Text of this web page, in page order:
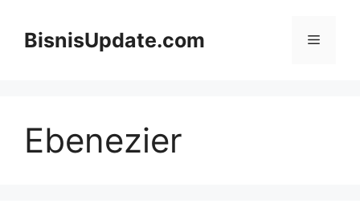
BisnisUpdate.com Menu
Ebenezier